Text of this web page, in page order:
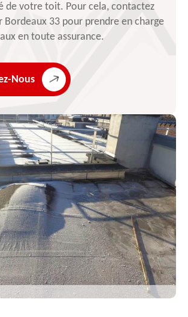
de votre toit. Pour cela, contactez
Bordeaux 33 pour prendre en charge
en toute assurance.
Nous